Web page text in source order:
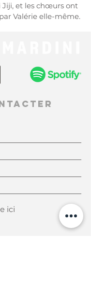
et les chœurs ont
Valérie elle-même.